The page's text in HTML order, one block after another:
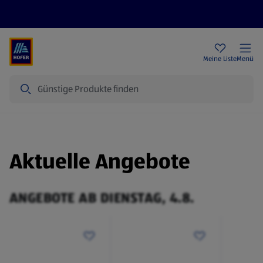
Meine ListeMenü
Aktuelle Angebote
ANGEBOTE AB DIENSTAG, 4.8.